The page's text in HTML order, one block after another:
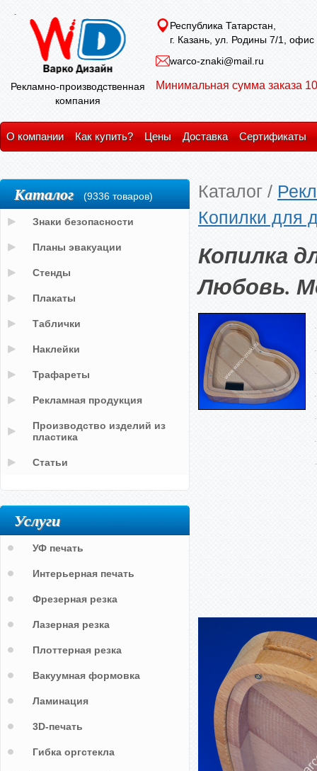
Рекламно-производственная
компания
Республика Татарстан,
г. Казань, ул. Родины 7/1, офис
warco-znaki@mail.ru
Минимальная сумма заказа
О компании Как купить? Цены Доставка Сертификаты
Каталог /
Копилки для
Копилка
Любовь.
Каталог (9336 товаров)
Знаки безопасности
Планы эвакуации
Стенды
Плакаты
Таблички
Наклейки
Трафареты
Рекламная продукция
Производство изделий из
пластика
Статьи
Услуги
УФ печать
Интерьерная печать
Фрезерная резка
Лазерная резка
Плоттерная резка
Вакуумная формовка
Ламинация
3D-печать
Гибка оргстекла